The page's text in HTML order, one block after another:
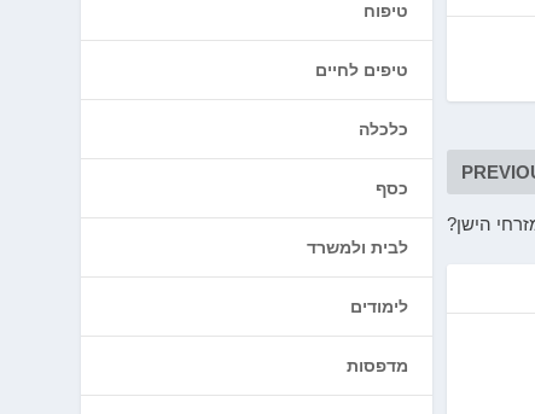
הישן?
טיפוח
טיפים לחיים
כלכלה
כסף
לבית ולמשרד
לימודים
מדפסות